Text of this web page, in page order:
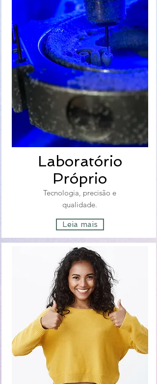
Laboratório
Próprio
Tecnologia, precisão e
qualidade.
Leia mais